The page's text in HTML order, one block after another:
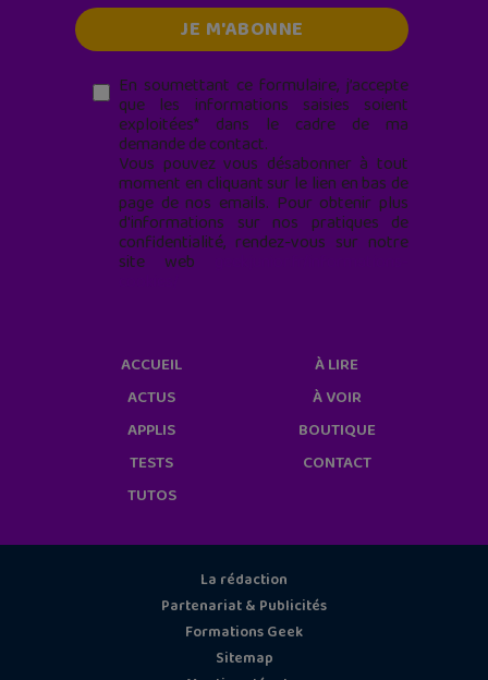
En soumettant ce formulaire, j’accepte
que les informations saisies soient
exploitées* dans le cadre de ma
demande de contact.
Vous pouvez vous désabonner à tout
moment en cliquant sur le lien en bas de
page de nos emails. Pour obtenir plus
d'informations sur nos pratiques de
confidentialité, rendez-vous sur notre
site web
ACCUEIL
ACTUS
APPLIS
TESTS
TUTOS
À LIRE
À VOIR
BOUTIQUE
CONTACT
La rédaction
Partenariat & Publicités
Formations Geek
Sitemap